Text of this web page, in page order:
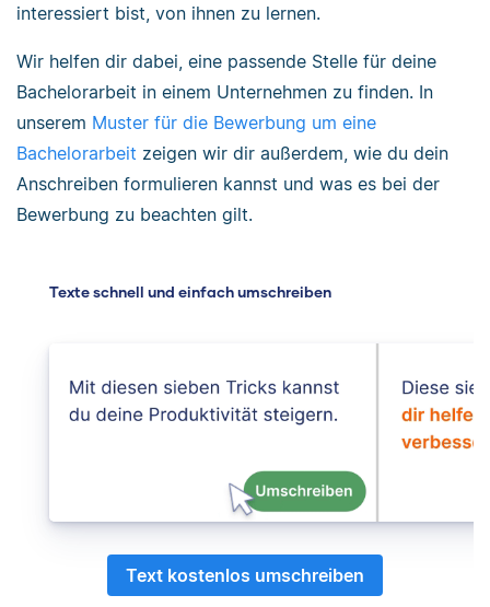
interessiert bist, von ihnen zu lernen.
Wir helfen dir dabei, eine passende Stelle für deine
Bachelorarbeit in einem Unternehmen zu finden. In
unserem Muster für die Bewerbung um eine
Bachelorarbeit zeigen wir dir außerdem, wie du dein
Anschreiben formulieren kannst und was es bei der
Bewerbung zu beachten gilt.
Texte schnell und einfach umschreiben
Text kostenlos umschreiben